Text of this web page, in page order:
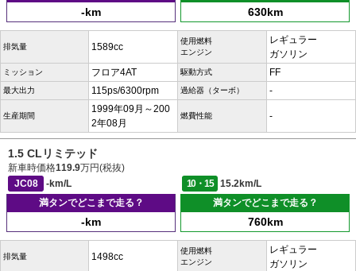
-km 630km
排気量 1589cc
使用燃料
エンジン
レギュラー
ガソリン
ミッション フロア4AT 駆動方式 FF
最大出力 115ps/6300rpm 過給器（ターボ） -
生産期間
1999年09月～200
2年08月
燃費性能 -
1.5 CLリミテッド
新車時価格119.9万円(税抜)
JC08
-km/L 10・15
15.2km/L
満タンでどこまで走る？
-km
満タンでどこまで走る？
760km
排気量 1498cc
使用燃料
エンジン
レギュラー
ガソリン